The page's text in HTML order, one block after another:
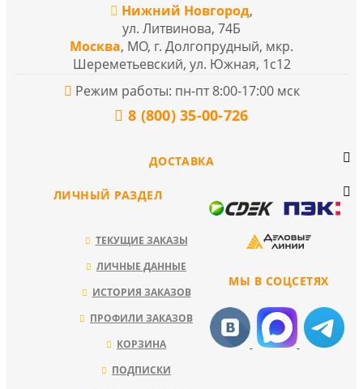
Нижний Новгород,
ул. Литвинова, 74Б
Москва, МО, г. Долгопрудный, мкр.
Шереметьевский, ул. Южная, 1с12
Режим работы: пн-пт 8:00-17:00 мск
8 (800) 35-00-726
ДОСТАВКА
МЫ В СОЦСЕТЯХ
ЛИЧНЫЙ РАЗДЕЛ
ТЕКУЩИЕ ЗАКАЗЫ
ЛИЧНЫЕ ДАННЫЕ
ИСТОРИЯ ЗАКАЗОВ
ПРОФИЛИ ЗАКАЗОВ
КОРЗИНА
ПОДПИСКИ